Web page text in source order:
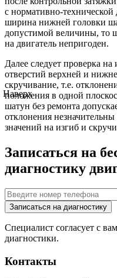
с нормативно-технической
ширина нижней головки
допустимой величины, то
на двигатель непригоден.
Далее следует проверка на
отверстий верхней и
скручивание, т.е.
положения в одной
шатун без ремонта
отклонения
значений на изгиб и
Записаться на
диагностику
Специалист согласует с
диагностики.
Контакты
Наверх